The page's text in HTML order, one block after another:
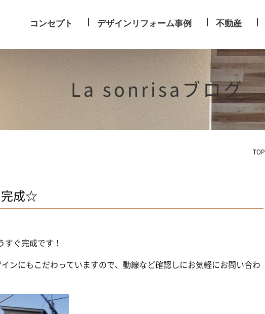
コンセプト デザインリフォーム事例 不動産
La sonrisaブログ
TOP
完成☆
すぐ完成です！
ンにもこだわっていますので、動線など確認しにお気軽にお問い合わ